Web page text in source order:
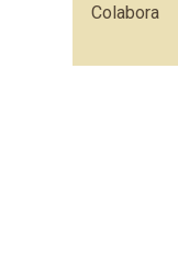
Colabora